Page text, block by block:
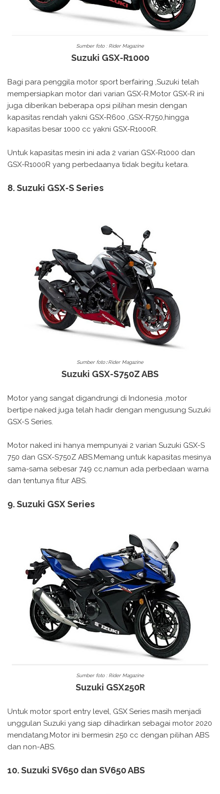
Sumber foto : Rider Magazine
Suzuki GSX-R1000
Bagi para penggila motor sport berfairing ,Suzuki telah
mempersiapkan motor dari varian GSX-R.Motor GSX-R ini
juga diberikan beberapa opsi pilihan mesin dengan
kapasitas rendah yakni GSX-R600 ,GSX-R750,hingga
kapasitas besar 1000 cc yakni GSX-R1000R.
Untuk kapasitas mesin ini ada 2 varian GSX-R1000 dan
GSX-R1000R yang perbedaanya tidak begitu ketara.
8. Suzuki GSX-S Series
Sumber foto:Rider Magazine
Suzuki GSX-S750Z ABS
Motor yang sangat digandrungi di Indonesia ,motor
bertipe naked juga telah hadir dengan mengusung Suzuki
GSX-S Series.
Motor naked ini hanya mempunyai 2 varian Suzuki GSX-S
750 dan GSX-S750Z ABS.Memang untuk kapasitas mesinya
sama-sama sebesar 749 cc,namun ada perbedaan warna
dan tentunya fitur ABS.
9. Suzuki GSX Series
Sumber foto : Rider Magazine
Suzuki GSX250R
Untuk motor sport entry level, GSX Series masih menjadi
unggulan Suzuki yang siap dihadirkan sebagai motor 2020
mendatang.Motor ini bermesin 250 cc dengan pilihan ABS
dan non-ABS.
10. Suzuki SV650 dan SV650 ABS